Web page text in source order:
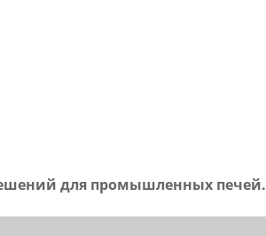
для промышленных печей.